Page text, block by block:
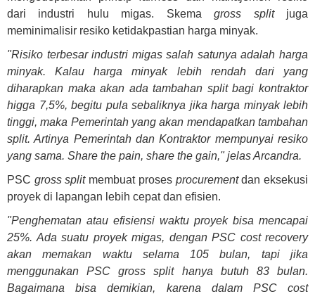
dari industri hulu migas. Skemagross splitjuga
meminimalisir resiko ketidakpastian harga minyak.
"Risiko terbesar industri migas salah satunya adalah harga
minyak. Kalau harga minyak lebih rendah dari yang
diharapkan maka akan ada tambahan split bagi kontraktor
higga 7,5%, begitu pula sebaliknya jika harga minyak lebih
tinggi, maka Pemerintah yang akan mendapatkan tambahan
split. Artinya Pemerintah dan Kontraktor mempunyai resiko
yang sama. Share the pain, share the gain," jelas Arcandra.
PSC gross split membuat proses procurementdan eksekusi
proyek di lapangan lebih cepat dan efisien.
"Penghematan atau efisiensi waktu proyek bisa mencapai
25%. Ada suatu proyek migas, dengan PSC cost recovery
akan memakan waktu selama 105 bulan, tapi jika
menggunakan PSC gross split hanya butuh 83 bulan.
Bagaimana bisa demikian, karena dalam PSC cost